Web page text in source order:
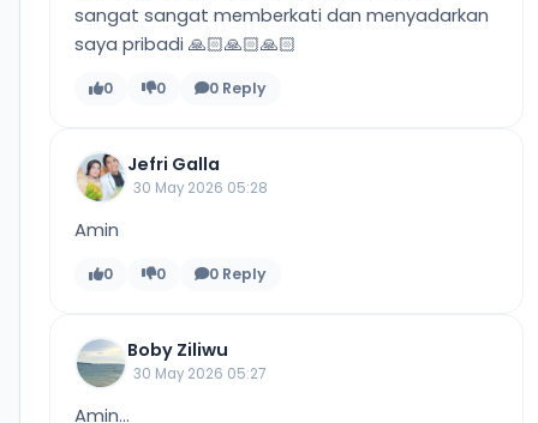
sangat sangat memberkati dan menyadarkan
saya pribadi 🙏🏻🙏🏻🙏🏻
0 0 0 Reply
Jefri Galla
30 May 2026 05:28
Amin
0 0 0 Reply
Boby Ziliwu
30 May 2026 05:27
Amin...